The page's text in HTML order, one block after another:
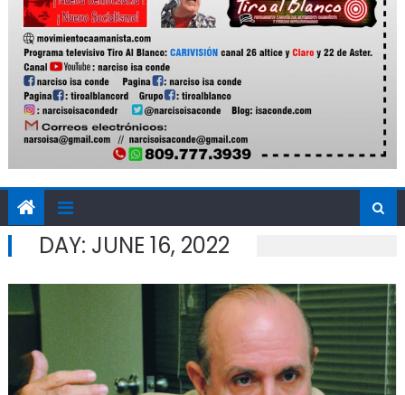
DAY: JUNE 16, 2022